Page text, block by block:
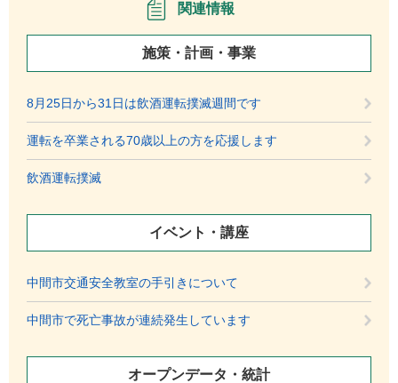
関連情報
施策・計画・事業
8月25日から31日は飲酒運転撲滅週間です
運転を卒業される70歳以上の方を応援します
飲酒運転撲滅
イベント・講座
中間市交通安全教室の手引きについて
中間市で死亡事故が連続発生しています
オープンデータ・統計